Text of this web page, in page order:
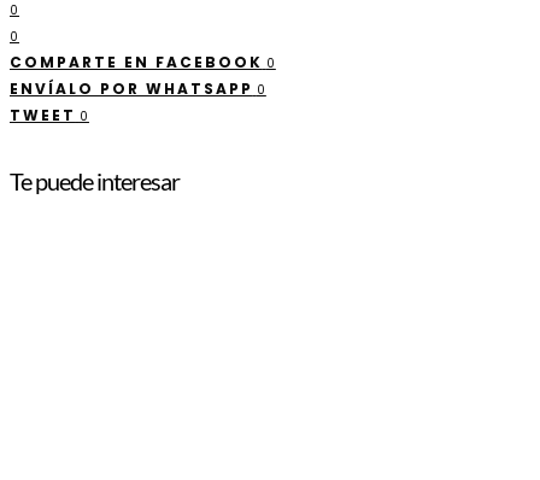
0
0
COMPARTE EN FACEBOOK 0
ENVÍALO POR WHATSAPP 0
TWEET 0
Te puede interesar